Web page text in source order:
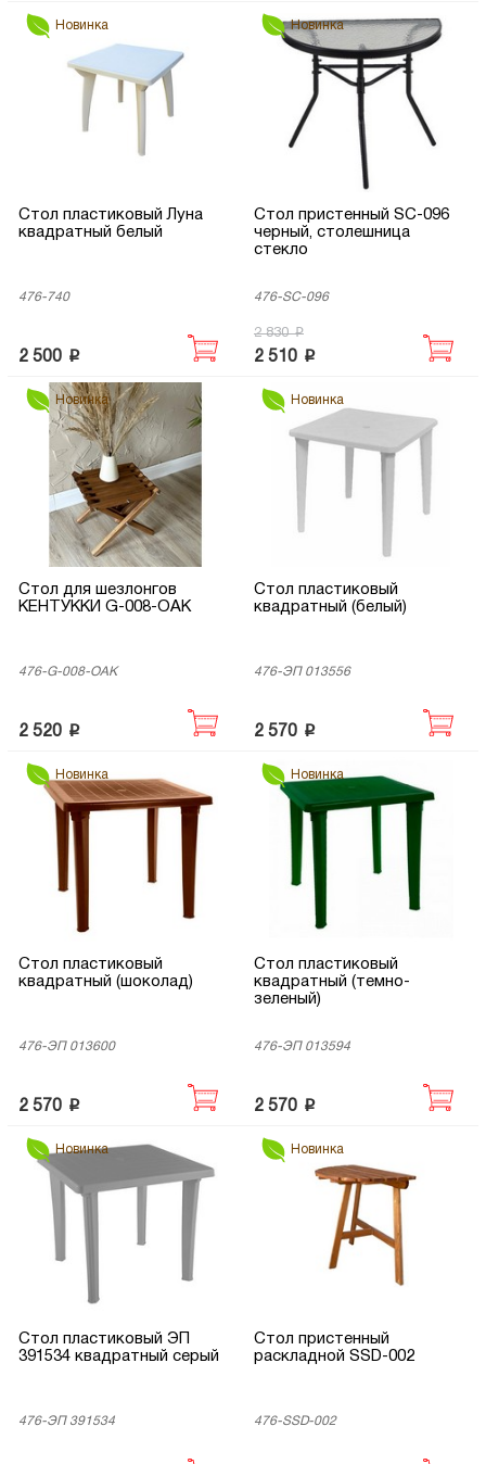
Новинка
Стол пластиковый Луна
квадратный белый
476-740
2 500 p
Новинка
Стол пристенный SC-096
черный, столешница
стекло
476-SC-096
2 510 p
2 830 p
Новинка
Стол для шезлонгов
КЕНТУККИ G-008-OAK
476-G-008-OAK
2 520 p
Новинка
Стол пластиковый
квадратный (белый)
476-ЭП 013556
2 570 p
Новинка
Стол пластиковый
квадратный (шоколад)
476-ЭП 013600
2 570 p
Новинка
Стол пластиковый
квадратный (темно-
зеленый)
476-ЭП 013594
2 570 p
Новинка
Стол пластиковый ЭП
391534 квадратный серый
476-ЭП 391534
Новинка
Стол пристенный
раскладной SSD-002
476-SSD-002